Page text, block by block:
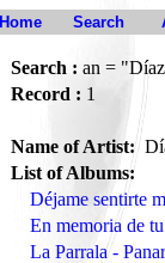
Home Search
Search : an =
Record : 1
Name of Artist:
List of Albums:
Déjame sentirte
En memoria de
La Parrala -